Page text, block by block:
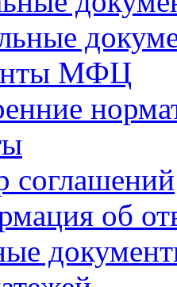
МФЦ
соглашений
об